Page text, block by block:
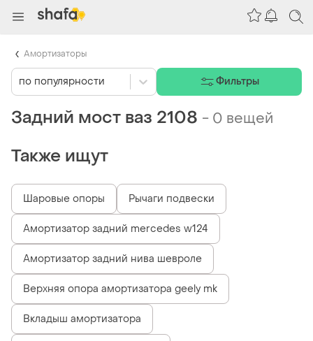
Задний мост ваз 2108 - 0 вещей
Также ищут
Шаровые опоры Рычаги подвески
Амортизатор задний mercedes w124
Амортизатор задний нива шевроле
Верхняя опора амортизатора geely mk
Вкладыш амортизатора
по популярности Фильтры
Амортизаторы